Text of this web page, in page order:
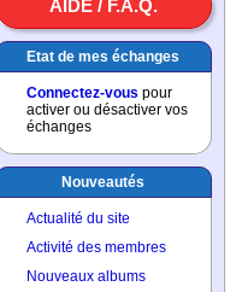
AIDE / F.A.Q.
Etat de mes échanges
Connectez-vous pour
activer ou désactiver vos
échanges
Nouveautés
Actualité du site
Activité des membres
Nouveaux albums